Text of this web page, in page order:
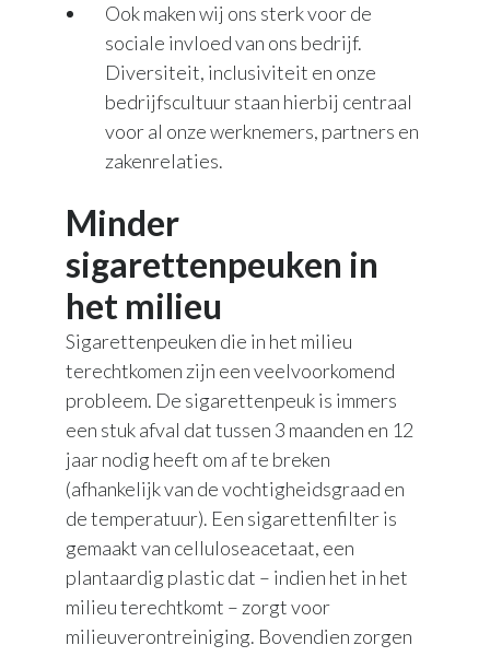
Ook maken wij ons sterk voor de
sociale invloed van ons bedrijf.
Diversiteit, inclusiviteit en onze
bedrijfscultuur staan hierbij centraal
voor al onze werknemers, partners en
zakenrelaties.
Minder
sigarettenpeuken in
het milieu
Sigarettenpeuken die in het milieu
terechtkomen zijn een veelvoorkomend
probleem. De sigarettenpeuk is immers
een stuk afval dat tussen 3 maanden en 12
jaar nodig heeft om af te breken
(afhankelijk van de vochtigheidsgraad en
de temperatuur). Een sigarettenfilter is
gemaakt van celluloseacetaat, een
plantaardig plastic dat – indien het in het
milieu terechtkomt – zorgt voor
milieuverontreiniging. Bovendien zorgen